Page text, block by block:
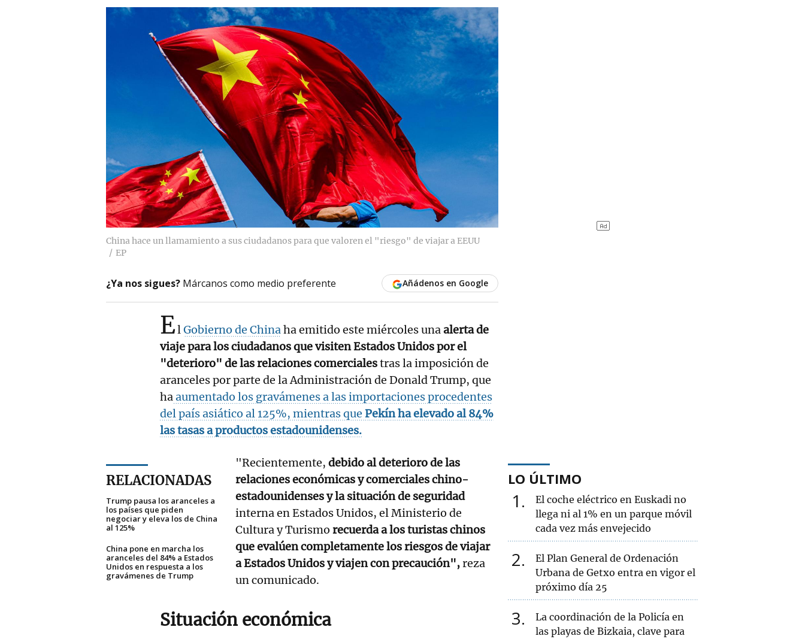
China hace un llamamiento a sus ciudadanos para que valoren el "riesgo" de viajar a EEUU
EP
¿Ya nos sigues? Márcanos como medio preferente Añádenos en Google
ElGobierno de Chinaha emitido este miércoles unaalerta de
viaje para los ciudadanos que visiten Estados Unidos por el
"deterioro" de las relaciones comercialestras la imposición de
aranceles por parte de la Administración de Donald Trump, que
haaumentado los gravámenes a las importaciones procedentes
del país asiático al 125%, mientras que Pekín ha elevado al 84%
las tasas a productos estadounidenses.
RELACIONADAS
Trump pausa los aranceles a
los países que piden
negociar y eleva los de China
al 125%
China pone en marcha los
aranceles del 84% a Estados
Unidos en respuesta a los
gravámenes de Trump
"Recientemente, debido al deterioro de las
relaciones económicas y comerciales chino-
estadounidenses y la situación de seguridad
interna en Estados Unidos, el Ministerio de
Cultura y Turismo recuerda a los turistas chinos
que evalúen completamente los riesgos de viajar
a Estados Unidos y viajen con precaución",reza
un comunicado.
Situación económica
LO ÚLTIMO
1
El coche eléctrico en Euskadi no
llega ni al 1% en un parque móvil
cada vez más envejecido
2
El Plan General de Ordenación
Urbana de Getxo entra en vigor el
próximo día 25
3
La coordinación de la Policía en
las playas de Bizkaia, clave para